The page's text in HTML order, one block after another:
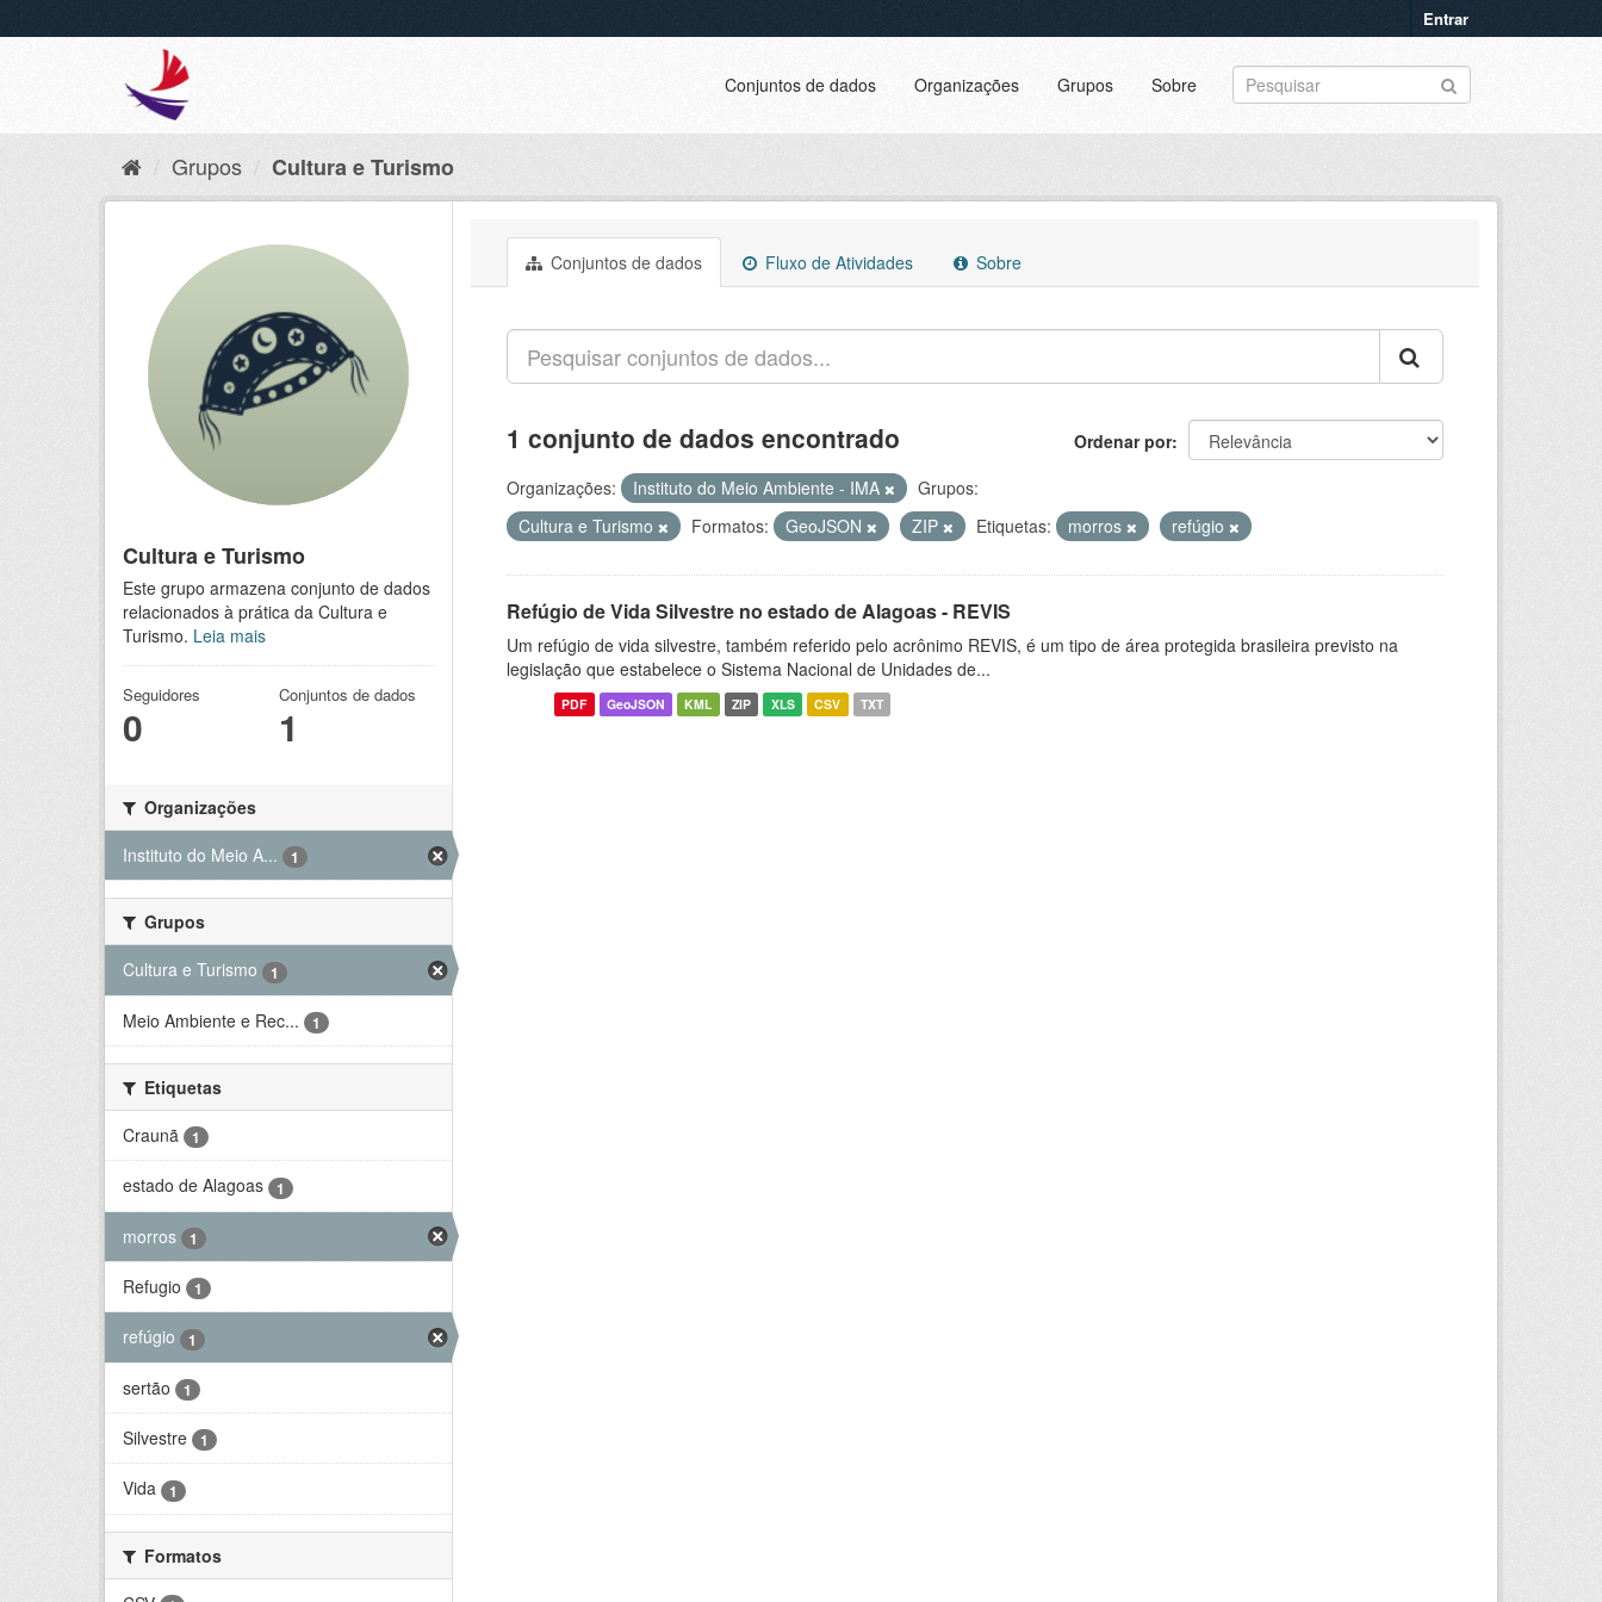
Entrar
Conjuntos de dados Organizações Grupos Sobre
Grupos Cultura e Turismo
Cultura e Turismo
Este grupo armazena conjunto de dados
relacionados à prática da Cultura e
Turismo. Leia mais
Seguidores
0
Conjuntos de dados
1
Organizações
Instituto do Meio A...
1
Grupos
Cultura e Turismo
1
Meio Ambiente e Rec... 1
Etiquetas
Craunã
1
estado de Alagoas 1
morros 1
Refugio 1
refúgio 1
sertão 1
Silvestre 1
Vida 1
Formatos
Conjuntos de dados Fluxo de Atividades Sobre
Ordenar por
1 conjunto de dados encontrado
Organizações: Instituto do Meio Ambiente - IMA
Grupos:
Cultura e Turismo
Formatos: GeoJSON ZIP Etiquetas: morros refúgio
Refúgio de Vida Silvestre no estado de Alagoas - REVIS
Um refúgio de vida silvestre, também referido pelo acrônimo REVIS, é um tipo de área protegida brasileira previsto na
legislação que estabelece o Sistema Nacional de Unidades de...
PDF GeoJSON KML ZIP XLS CSV TXT